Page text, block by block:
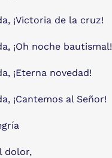
¡Victoria de la cruz!
¡Oh noche bautismal!
¡Eterna novedad!
¡Cantemos al Señor!
dolor,